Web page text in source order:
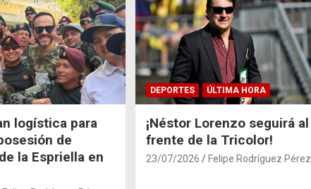
logística para
de
la Espriella en
DEPORTES ÚLTIMA HORA
¡Néstor Lorenzo seguirá al
frente de la Tricolor!
23/07/2026 Felipe Rodríguez Pérez